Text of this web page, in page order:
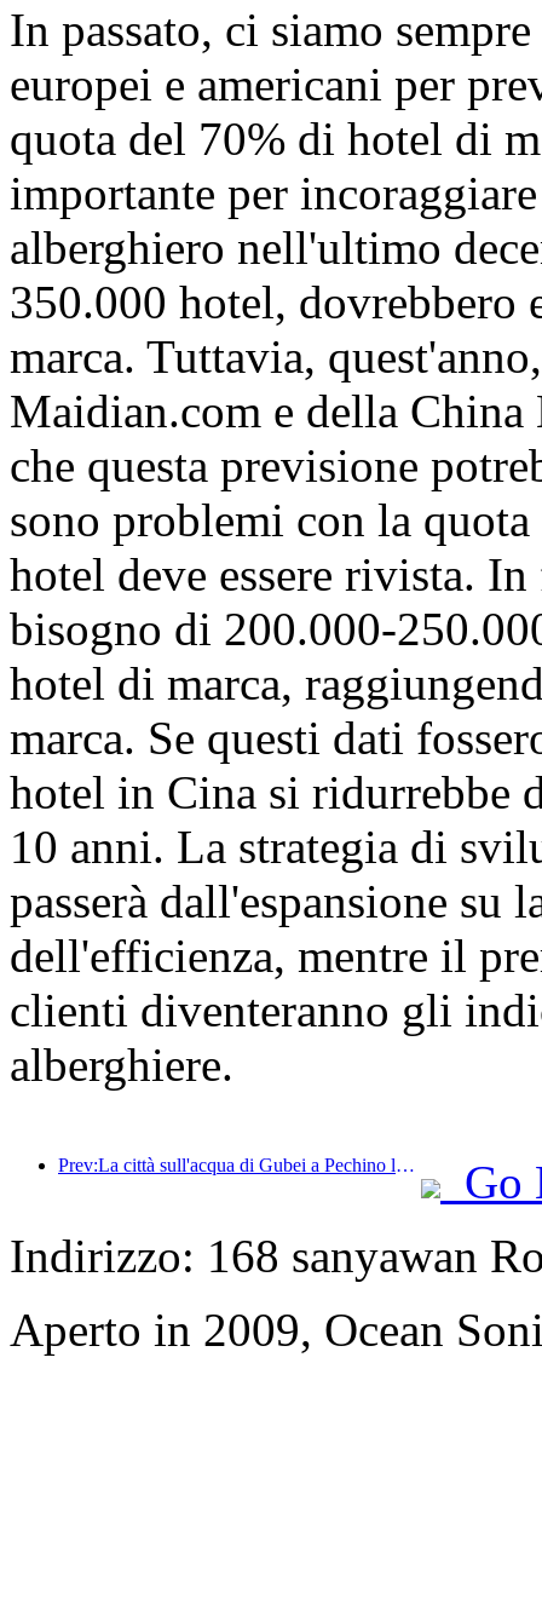
In passato, ci siamo
europei e americani per
quota del 70% di hotel di
importante per
alberghiero nell'ultimo
350.000 hotel, dovrebbero
marca. Tuttavia,
Maidian.com e della
che questa previsione
sono problemi con la
hotel deve essere rivista.
bisogno di 200.000-
hotel di marca,
marca. Se questi dati
hotel in Cina si ridurrebbe
10 anni. La strategia di
passerà dall'espansione su
dell'efficienza, mentre il
clienti diventeranno gli
alberghiere.
Prev:La città sull'acqua di Gubei a Pechino lancia sconti turistici estivi
Go
Indirizzo: 168 sanyawan
Aperto in 2009, Ocean